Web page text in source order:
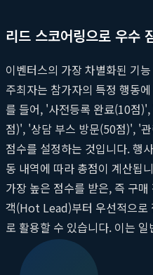
리드 스코어링으로 우수
이벤터스의 가장 차별화된 기
주최자는 참가자의 특정 행동
를 들어, '사전등록 완료(10점
점)', '상담 부스 방문(50점)', '
점수를 설정하는 것입니다. 행
동 내역에 따라 총점이 계산됩
가장 높은 점수를 받은, 즉 구
객(Hot Lead)부터 우선적으로
로 활용할 수 있습니다. 이는 일
넘어, 직접적인 매출 증대로 이